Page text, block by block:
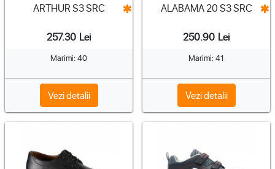
ARTHUR S3 SRC
257.30 Lei
Marimi: 40
Vezi detalii
ALABAMA 20 S3 SRC
250.90 Lei
Marimi: 41
Vezi detalii